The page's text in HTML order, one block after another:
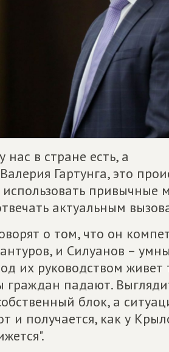
в стране есть, а
Гартунга, это
привычные
актуальным
о том, что он
и Силуанов –
их руководством живет
граждан падают.
блок, а
и получается, как у